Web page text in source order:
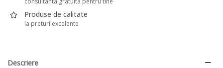
Produse de calitate
la preturi excelente
Descriere